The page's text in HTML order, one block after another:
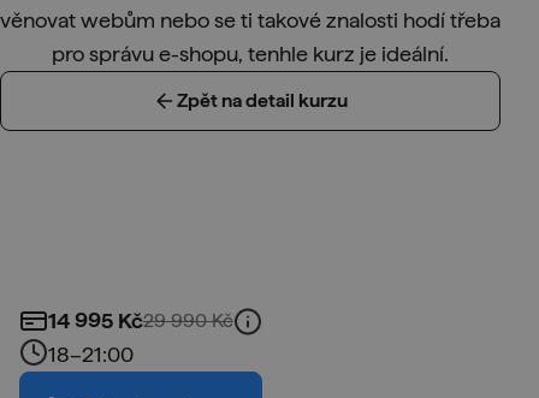
věnovat webům nebo se ti takové znalosti hodí třeba
pro správu e-shopu, tenhle kurz je ideální.
Zpět na detail kurzu
14 995 Kč29 990Kč
18–21:00